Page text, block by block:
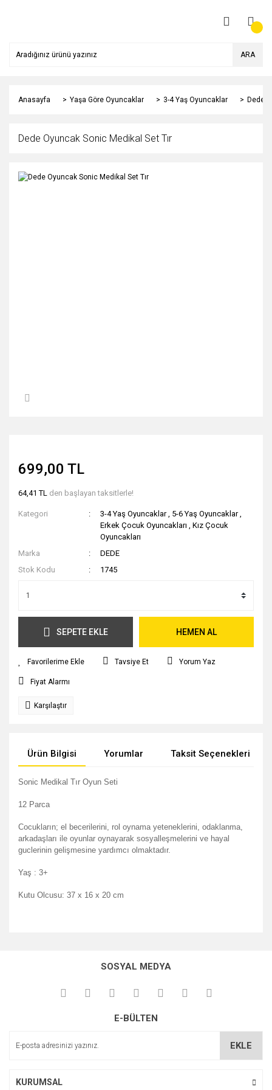
ARA
Anasayfa Yaşa Göre Oyuncaklar 3-4 Yaş Oyuncaklar Dede
Dede Oyuncak Sonic Medikal Set Tır
699,00 TL
64,41 TL den başlayan taksitlerle!
Kategori 3-4 Yaş Oyuncaklar , 5-6 Yaş Oyuncaklar ,
Erkek Çocuk Oyuncakları ,Kız Çocuk
Oyuncakları
Marka
DEDE
Stok Kodu
1745
SEPETE EKLE HEMEN AL
Tavsiye Et Yorum Yaz
Fiyat Alarmı
Karşılaştır
Ürün Bilgisi Yorumlar Taksit Seçenekleri
Sonic Medikal Tır Oyun Seti
12 Parca
Cocukların; el becerilerini, rol oynama yeteneklerini, odaklanma,
arkadaşları ile oyunlar oynayarak sosyalleşmelerini ve hayal
guclerinin gelişmesine yardımcı olmaktadır.
Yaş : 3+
Kutu Olcusu: 37 x 16 x 20 cm
kullanarak tarafımıza iletebilirsiniz.
Görüş ve önerileriniz için teşekkür ederiz.
Ürün açıklamasında eksik bilgiler bulunuyor.
SOSYAL MEDYA
E-BÜLTEN
EKLE
KURUMSAL